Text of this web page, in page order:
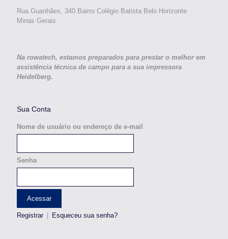
Rua Guanhães, 340 Bairro Colégio Batista Belo Horizonte
Minas Gerais
Na rowatech, estamos preparados para prestar o melhor em
assistência técnica de campo para a sua impressora
Heidelberg.
Sua Conta
Nome de usuário ou endereço de e-mail
Senha
Registrar Esqueceu sua senha?